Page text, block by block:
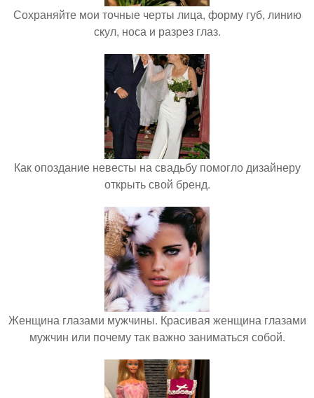
Сохраняйте мои точные черты лица, форму губ, линию
скул, носа и разрез глаз.
Как опоздание невесты на свадьбу помогло дизайнеру
открыть свой бренд.
Женщина глазами мужчины. Красивая женщина глазами
мужчин или почему так важно заниматься собой.